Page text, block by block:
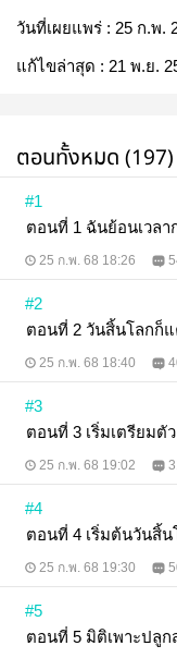
วันที่เผยแพร่ : 25 ก.พ.
แก้ไขล่าสุด : 21 พ.ย.
ตอนทั้งหมด (197)
#1
ตอนที่ 1 ฉันย้อนเว
25 ก.พ. 68 18:26
#2
ตอนที่ 2 วันสิ้นโ
25 ก.พ. 68 18:40
#3
ตอนที่ 3 เริ่มเตรียมตัว
25 ก.พ. 68 19:02
#4
ตอนที่ 4 เริ่มต้นวัน
25 ก.พ. 68 19:30
#5
ตอนที่ 5 มิติเพ